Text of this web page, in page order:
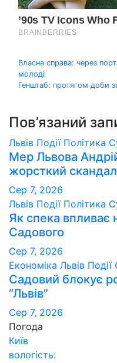
Навігація
записів
Власна справа: через
молоді
Генштаб: протягом доби
Пов’язаний
Львів Події Політика
Мер Львова
жорсткий скандал
Сер 7, 2026
Львів Події Політика
Як спека впливає
Садового
Сер 7, 2026
Економіка Львів Події
Садовий блокує
“Львів”
Сер 7, 2026
Погода
Київ
вологість: